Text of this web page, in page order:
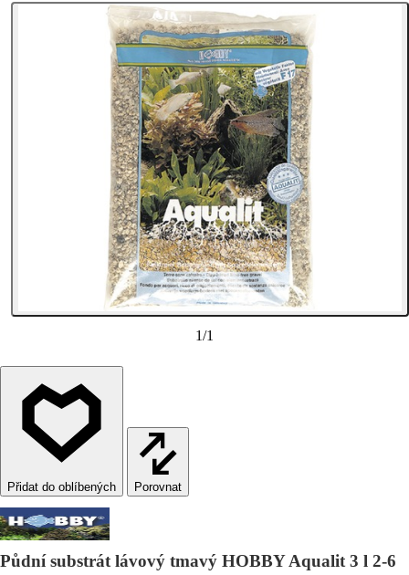
1/1
Porovnat
Půdní substrát lávový tmavý HOBBY Aqualit 3 l 2-6